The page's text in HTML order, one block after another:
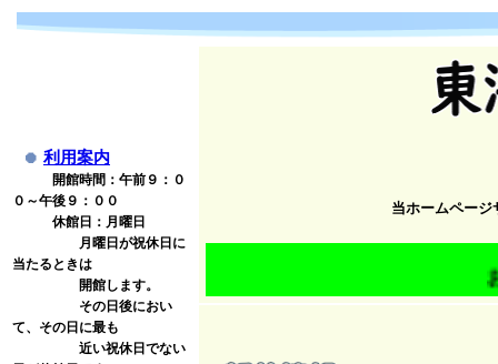
利用案内
開館時間：午前９：０
０～午後９：００
休館日：月曜日
月曜日が祝休日に
当たるときは
開館します。
その日後におい
て、その日に最も
近い祝休日でない
当ホームページ
おやこち